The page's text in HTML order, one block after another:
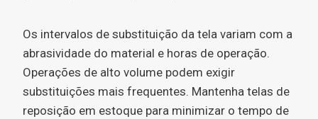
Os intervalos de substituição da tela variam com a
abrasividade do material e horas de operação.
Operações de alto volume podem exigir
substituições mais frequentes. Mantenha telas de
reposição em estoque para minimizar o tempo de